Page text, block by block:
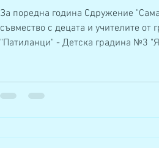
За поредна година Сдружение
съвмество с децата и учителите от
"Патиланци" - Детска градина №3